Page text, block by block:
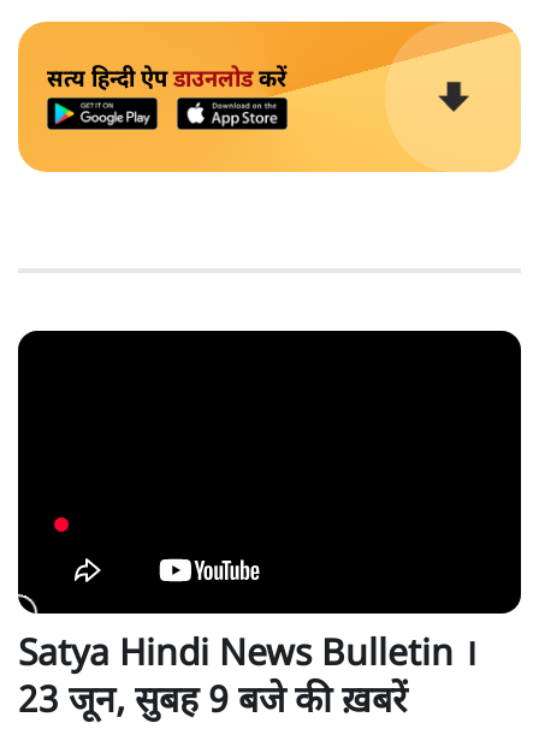
सत्य हिन्दी ऐपडाउनलोडकरें
Satya Hindi News Bulletin ।
23 जून, सुबह 9 बजे की ख़बरें